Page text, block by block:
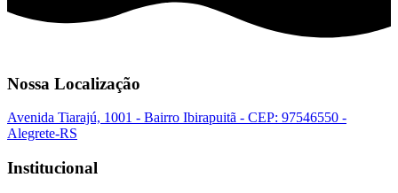
Nossa Localização
Avenida Tiarajú, 1001 - Bairro Ibirapuitã - CEP: 97546550 -
Alegrete-RS
Institucional